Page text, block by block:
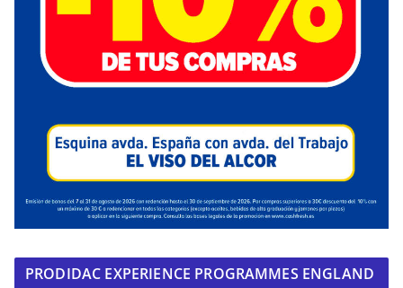
PRODIDAC EXPERIENCE PROGRAMMES ENGLAND